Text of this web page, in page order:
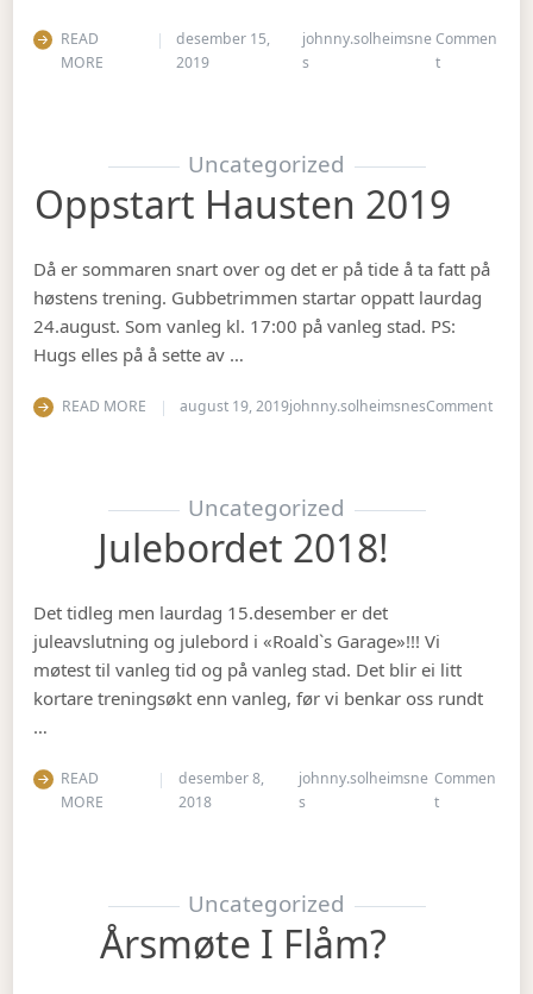
READ
MORE
desember 15,
2019
johnny.solheimsne
s
Commen
ton
Uncategorized
Oppstart Hausten 2019
Då er sommaren snart over og det er på tide å ta fatt på
høstens trening. Gubbetrimmen startar oppatt laurdag
24.august. Som vanleg kl. 17:00 på vanleg stad. PS:
Hugs elles på å sette av …
READ MORE august 19, 2019johnny.solheimsnesCommenton
Uncategorized
Julebordet 2018!
Det tidleg men laurdag 15.desember er det
juleavslutning og julebord i «Roald`s Garage»!!! Vi
møtest til vanleg tid og på vanleg stad. Det blir ei litt
kortare treningsøkt enn vanleg, før vi benkar oss rundt
…
READ
MORE
desember 8,
2018
johnny.solheimsne
s
Commen
ton Julebordet
Uncategorized
Årsmøte I Flåm?